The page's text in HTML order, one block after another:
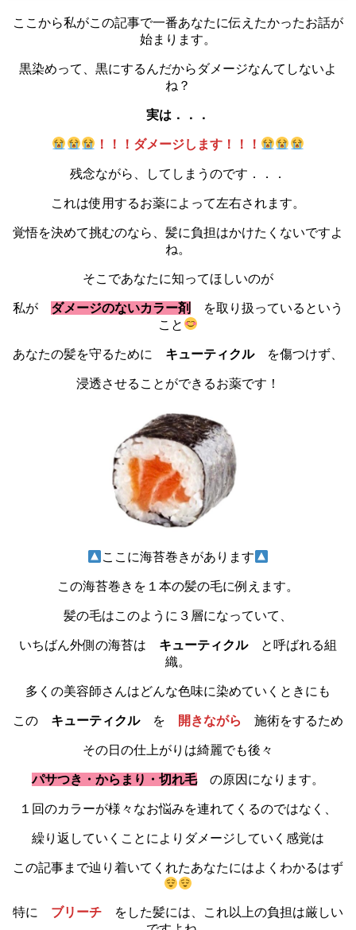
ここから私がこの記事で一番あなたに伝えたかったお話が
始まります。
黒染めって、黒にするんだからダメージなんてしないよ
ね？
実は．．．
！！！ダメージします！！！
残念ながら、してしまうのです．．．
これは使用するお薬によって左右されます。
覚悟を決めて挑むのなら、髪に負担はかけたくないですよ
ね。
そこであなたに知ってほしいのが
私が ダメージのないカラー剤
を取り扱っているという
こと
あなたの髪を守るために キューティクルを傷つけず、
浸透させることができるお薬です！
ここに海苔巻きがあります
この海苔巻きを１本の髪の毛に例えます。
髪の毛はこのように３層になっていて、
いちばん外側の海苔は キューティクルと呼ばれる組
織。
多くの美容師さんはどんな色味に染めていくときにも
この キューティクルを 開きながら 施術をするため
その日の仕上がりは綺麗でも後々
パサつき・からまり・切れ毛の原因になります。
１回のカラーが様々なお悩みを連れてくるのではなく、
繰り返していくことによりダメージしていく感覚は
この記事まで辿り着いてくれたあなたにはよくわかるはず
特に ブリーチ をした髪には、これ以上の負担は厳しい